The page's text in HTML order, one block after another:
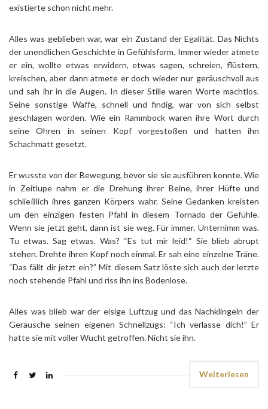
existierte schon nicht mehr.
Alles was geblieben war, war ein Zustand der Egalität. Das Nichts
der unendlichen Geschichte in Gefühlsform. Immer wieder atmete
er ein, wollte etwas erwidern, etwas sagen, schreien, flüstern,
kreischen, aber dann atmete er doch wieder nur geräuschvoll aus
und sah ihr in die Augen. In dieser Stille waren Worte machtlos.
Seine sonstige Waffe, schnell und findig, war von sich selbst
geschlagen worden. Wie ein Rammbock waren ihre Wort durch
seine Ohren in seinen Kopf vorgestoßen und hatten ihn
Schachmatt gesetzt.
Er wusste von der Bewegung, bevor sie sie ausführen konnte. Wie
in Zeitlupe nahm er die Drehung ihrer Beine, ihrer Hüfte und
schließlich ihres ganzen Körpers wahr. Seine Gedanken kreisten
um den einzigen festen Pfahl in diesem Tornado der Gefühle.
Wenn sie jetzt geht, dann ist sie weg. Für immer. Unternimm was.
Tu etwas. Sag etwas. Was? “Es tut mir leid!“ Sie blieb abrupt
stehen. Drehte ihren Kopf noch einmal. Er sah eine einzelne Träne.
“Das fällt dir jetzt ein?” Mit diesem Satz löste sich auch der letzte
noch stehende Pfahl und riss ihn ins Bodenlose.
Alles was blieb war der eisige Luftzug und das Nachklingeln der
Geräusche seinen eigenen Schnellzugs: “Ich verlasse dich!” Er
hatte sie mit voller Wucht getroffen. Nicht sie ihn.
Weiterlesen